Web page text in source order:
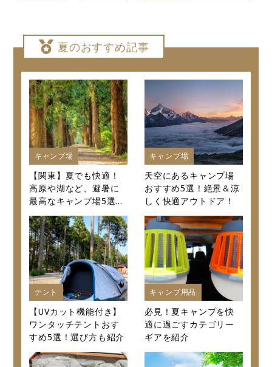
夏のおすすめ記事
キャンプ場
【関東】夏でも快適！
高原や湖など、避暑に
最高なキャンプ場5選～
口コミから値段まで徹
底紹介～
キャンプ場
天空にあるキャンプ場
おすすめ5選！絶景＆涼
しく快適アウトドア！
テント
【UVカット機能付き】
ワンタッチテントおす
すめ5選！選び方も紹介
キャンプ用品
必見！夏キャンプを快
適に過ごすカテゴリー
ギアを紹介